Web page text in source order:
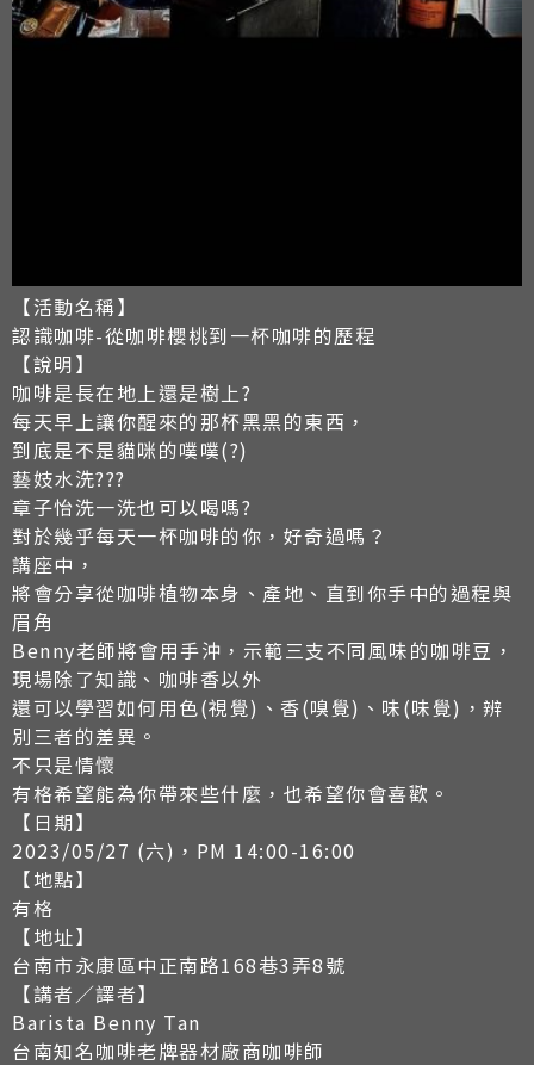
【活動名稱】
認識咖啡-從咖啡櫻桃到一杯咖啡的歷程
【說明】
咖啡是長在地上還是樹上?
每天早上讓你醒來的那杯黑黑的東西，
到底是不是貓咪的噗噗(?)
藝妓水洗???
章子怡洗一洗也可以喝嗎?
對於幾乎每天一杯咖啡的你，好奇過嗎？
講座中，
將會分享從咖啡植物本身、產地、直到你手中的過程與
眉角
Benny老師將會用手沖，示範三支不同風味的咖啡豆，
現場除了知識、咖啡香以外
還可以學習如何用色(視覺)、香(嗅覺)、味(味覺)，辨
別三者的差異。
不只是情懷
有格希望能為你帶來些什麼，也希望你會喜歡。
【日期】
2023/05/27 (六)，PM 14:00-16:00
【地點】
有格
【地址】
台南市永康區中正南路168巷3弄8號
【講者／譯者】
Barista Benny Tan
台南知名咖啡老牌器材廠商咖啡師